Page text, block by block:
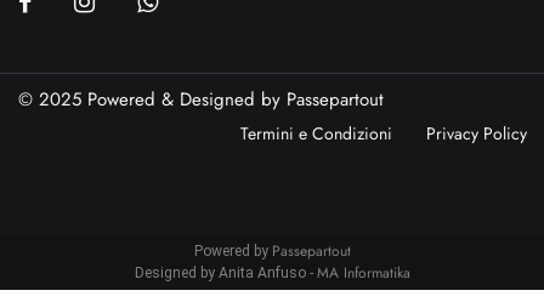
© 2025 Powered & Designed by Passepartout
Termini e Condizioni Privacy Policy
Powered by Passepartout
Designed by Anita Anfuso - MA Informatika